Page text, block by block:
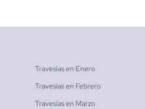
Travesías en Enero
Travesías en Febrero
Travesías en Marzo